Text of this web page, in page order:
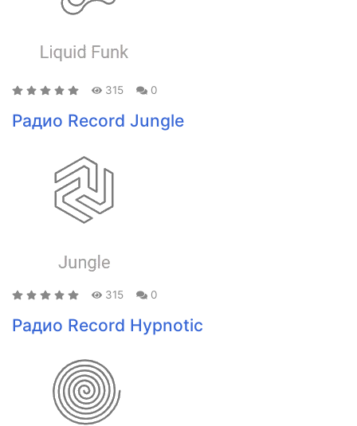
315 0
Радио Record Jungle
315 0
Радио Record Hypnotic